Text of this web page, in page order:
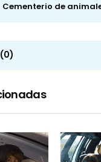
Cementerio de
(0)